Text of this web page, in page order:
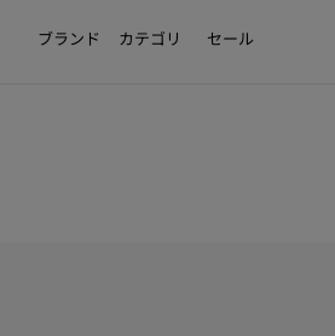
ブランド カテゴリ セール